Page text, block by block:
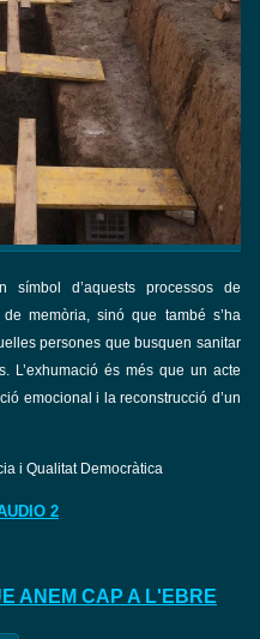
d’aquests processos de
memòria, sinó que també s’ha
persones que busquen sanitar
L’exhumació és més que un acte
emocional i la reconstrucció d’un
i Qualitat Democràtica
2
ANEM CAP A L'EBRE